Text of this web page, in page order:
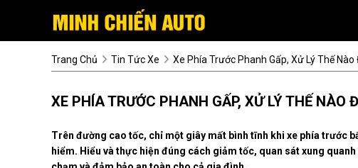
Trang Chủ Tin Tức Xe Xe Phía Trước Phanh Gấp, Xử Lý Thế
XE PHÍA TRƯỚC PHANH GẤP, XỬ LÝ THẾ NÀO
Trên đường cao tốc, chỉ một giây mất bình tĩnh khi xe phía trước
hiểm. Hiểu và thực hiện đúng cách giảm tốc, quan sát xung